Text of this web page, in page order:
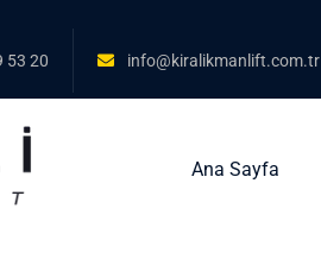
53 20 info@kiralikmanlift.com.tr
Ana Sayfa